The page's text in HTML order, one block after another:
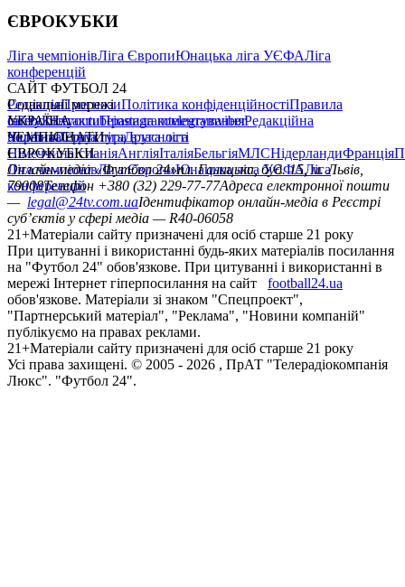
ЄВРОКУБКИ
Ліга чемпіонівЛіга ЄвропиЮнацька ліга УЄФАЛіга
конференцій
САЙТ ФУТБОЛ 24
РедакціяПрогнозиПолітика конфіденційностіПравила
сайтуКонтактиПравила коментуванняРедакційна
політикаСтруктура власності
Соціальні мережі
facebookxyoutubeinstagramtelegramviber
УКРАЇНА
УкраїнаПерша лігаДруга ліга
ЧЕМПІОНАТИ
НімеччинаІспаніяАнгліяІталіяБельгіяМЛСНідерландиФранція
ЄВРОКУБКИ
Ліга чемпіонівЛіга ЄвропиЮнацька ліга УЄФАЛіга
конференцій
Онлайн-медіа «Футбол 24»пл. Галицька, буд. 15, м. Львів,
79008Телефон +380 (32) 229-77-77Адреса електронної пошти
— legal@24tv.com.uaІдентифікатор онлайн-медіа в Реєстрі
суб’єктів у сфері медіа — R40-06058
21+Матеріали сайту призначені для осіб старше 21 року
При цитуванні і використанні будь-яких матеріалів посилання
на "Футбол 24" обов'язкове. При цитуванні і використанні в
мережі Інтернет гіперпосилання на сайт
football24.ua
обов'язкове. Матеріали зі знаком "Спецпроект",
"Партнерський матеріал", "Реклама", "Новини компаній"
публікуємо на правах реклами.
21+Матеріали сайту призначені для осіб старше 21 року
Усi права захищенi. © 2005 - 2026 , ПрАТ "Телерадіокомпанія
Люкс". "Футбол 24".